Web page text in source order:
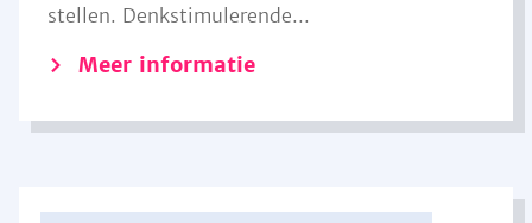
stellen. Denkstimulerende...
Meer informatie